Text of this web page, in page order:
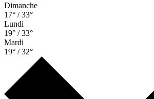
Dimanche
17° / 33°
Lundi
19° / 33°
Mardi
19° / 32°